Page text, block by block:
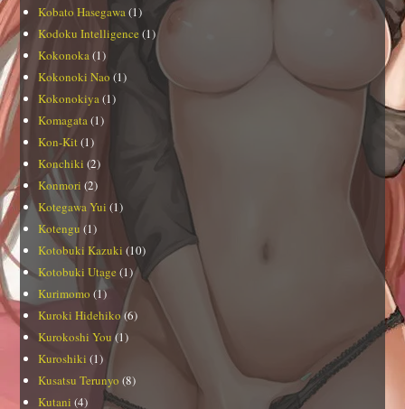
Kobato Hasegawa(1)
Kodoku Intelligence(1)
Kokonoka(1)
Kokonoki Nao (1)
Kokonokiya(1)
Komagata(1)
Kon-Kit(1)
Konchiki (2)
Konmori (2)
Kotegawa Yui (1)
Kotengu (1)
Kotobuki Kazuki (10)
Kotobuki Utage (1)
Kurimomo (1)
Kuroki Hidehiko(6)
Kurokoshi You(1)
Kuroshiki (1)
Kusatsu Terunyo (8)
Kutani (4)